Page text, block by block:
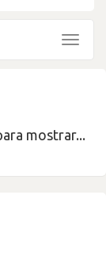
Toggle
mostrar...